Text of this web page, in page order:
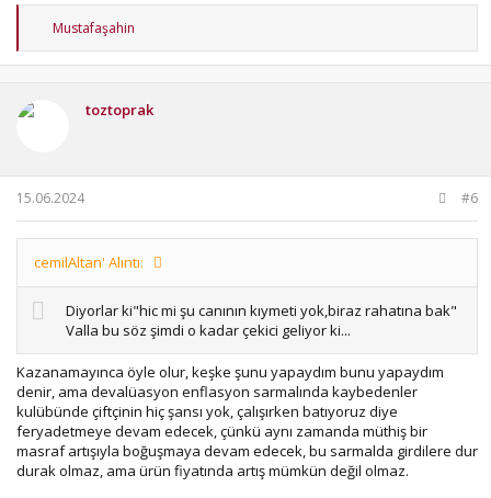
T
p
Mustafaşahin
toztoprak
15.06.2024 #6
cemilAltan' Alıntı:
Diyorlar ki"hic mi şu canının kıymeti yok,biraz rahatına bak"
Valla bu söz şimdi o kadar çekici geliyor ki...
Kazanamayınca öyle olur, keşke şunu yapaydım bunu yapaydım
denir, ama devalüasyon enflasyon sarmalında kaybedenler
kulübünde çiftçinin hiç şansı yok, çalışırken batıyoruz diye
feryadetmeye devam edecek, çünkü aynı zamanda müthiş bir
masraf artışıyla boğuşmaya devam edecek, bu sarmalda girdilere dur
durak olmaz, ama ürün fiyatında artış mümkün değil olmaz.